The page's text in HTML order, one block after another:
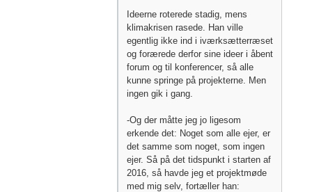
Ideerne roterede stadig, mens
klimakrisen rasede. Han ville
egentlig ikke ind i iværksætterræset
og forærede derfor sine ideer i åbent
forum og til konferencer, så alle
kunne springe på projekterne. Men
ingen gik i gang.
-Og der måtte jeg jo ligesom
erkende det: Noget som alle ejer, er
det samme som noget, som ingen
ejer. Så på det tidspunkt i starten af
2016, så havde jeg et projektmøde
med mig selv, fortæller han: